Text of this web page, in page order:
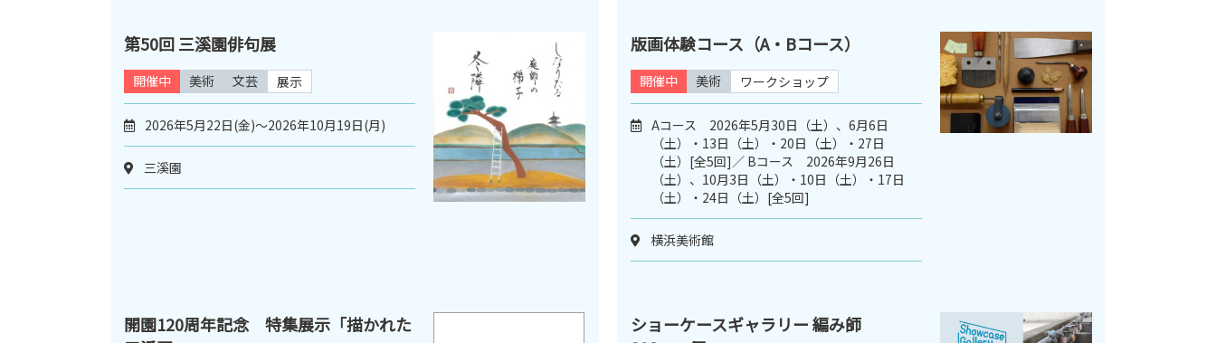
第50回 三溪園俳句展
開催中 美術 文芸 展示
2026年5月22日(金)～2026年10月19日(月)
三溪園
版画体験コース（A・Bコース）
開催中 美術 ワークショップ
Aコース 2026年5月30日（土）、6月6日
（土）・13日（土）・20日（土）・27日
（土）[全5回]／ Bコース 2026年9月26日
（土）、10月3日（土）・10日（土）・17日
（土）・24日（土）[全5回]
横浜美術館
開園120周年記念 特集展示「描かれた
ショーケースギャラリー 編み師